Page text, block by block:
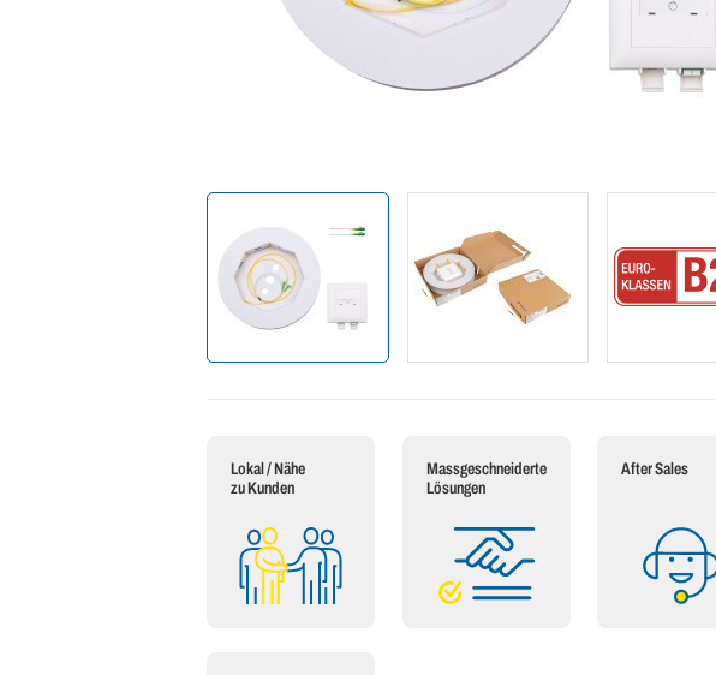
Lokal / Nähe
zu Kunden
Massgeschneiderte
Lösungen
After Sales